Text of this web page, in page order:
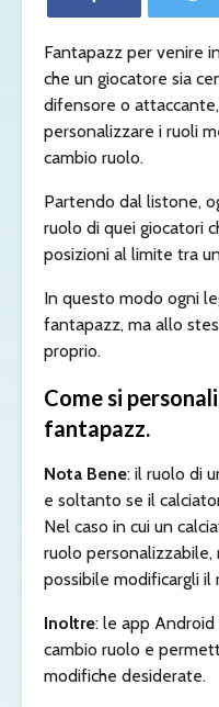
Fantapazz per venire
che un giocatore sia
difensore o
personalizzare i ruoli
cambio ruolo.
Partendo dal listone,
ruolo di quei giocatori
posizioni al limite tra
In questo modo ogni
fantapazz, ma allo
proprio.
Come si
fantapazz.
Nota Bene: il ruolo di
e soltanto se il
Nel caso in cui un
ruolo personalizzabile,
possibile modificargli il
Inoltre: le app
cambio ruolo e
modifiche desiderate.